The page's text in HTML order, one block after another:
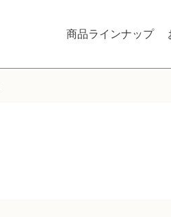
商品ラインナップ